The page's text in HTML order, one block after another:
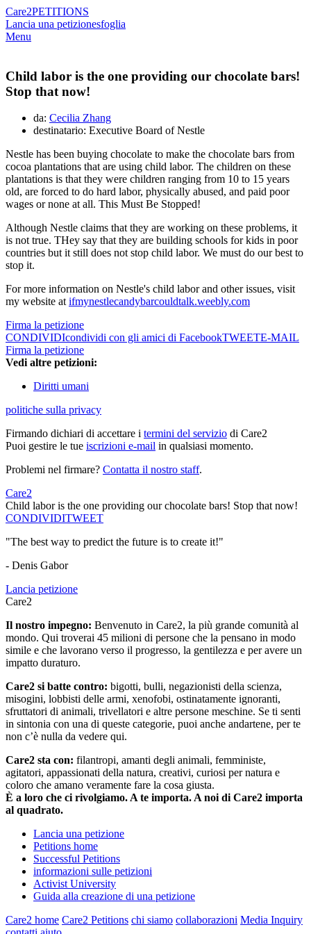
Care2PETITIONS
Lancia una petizionesfoglia
Menu
Child labor is the one providing our chocolate bars!
Stop that now!
da: Cecilia Zhang
destinatario: Executive Board of Nestle
Nestle has been buying chocolate to make the chocolate bars from
cocoa plantations that are using child labor. The children on these
plantations is that they were children ranging from 10 to 15 years
old, are forced to do hard labor, physically abused, and paid poor
wages or none at all. This Must Be Stopped!
Although Nestle claims that they are working on these problems, it
is not true. THey say that they are building schools for kids in poor
countries but it still does not stop child labor. We must do our best to
stop it.
For more information on Nestle's child labor and other issues, visit
my website atifmynestlecandybarcouldtalk.weebly.com
Firma la petizione
CONDIVIDIcondividi con gli amici di FacebookTWEETE-MAIL
Firma la petizione
Vedi altre petizioni:
Diritti umani
politiche sulla privacy
Firmando dichiari di accettare i termini del servizio di Care2
Puoi gestire le tue iscrizioni e-mail in qualsiasi momento.
Problemi nel firmare? Contatta il nostro staff.
Care2
Child labor is the one providing our chocolate bars! Stop that now!
CONDIVIDITWEET
"The best way to predict the future is to create it!"
- Denis Gabor
Lancia petizione
Care2
Il nostro impegno: Benvenuto in Care2, la più grande comunità al
mondo. Qui troverai 45 milioni di persone che la pensano in modo
simile e che lavorano verso il progresso, la gentilezza e per avere un
impatto duraturo.
Care2 si batte contro: bigotti, bulli, negazionisti della scienza,
misogini, lobbisti delle armi, xenofobi, ostinatamente ignoranti,
sfruttatori di animali, trivellatori e altre persone meschine. Se ti senti
in sintonia con una di queste categorie, puoi anche andartene, per te
non c’è nulla da vedere qui.
Care2 sta con: filantropi, amanti degli animali, femministe,
agitatori, appassionati della natura, creativi, curiosi per natura e
coloro che amano veramente fare la cosa giusta.
È a loro che ci rivolgiamo. A te importa. A noi di Care2 importa
al quadrato.
Lancia una petizione
Petitions home
Successful Petitions
informazioni sulle petizioni
Activist University
Guida alla creazione di una petizione
Care2 home Care2 Petitions chi siamo collaborazioni Media Inquiry